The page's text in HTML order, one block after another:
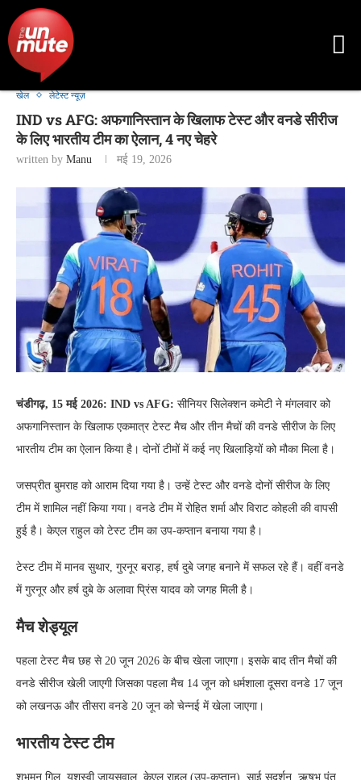
खेल लेटेस्ट न्यूज़
IND vs AFG: अफगानिस्तान के खिलाफ टेस्ट और वनडे सीरीज
के लिए भारतीय टीम का ऐलान, 4 नए चेहरे
written by Manu मई 19, 2026
चंडीगढ़, 15 मई 2026: IND vs AFG: सीनियर सिलेक्शन कमेटी ने मंगलवार को
अफगानिस्तान के खिलाफ एकमात्र टेस्ट मैच और तीन मैचों की वनडे सीरीज के लिए
भारतीय टीम का ऐलान किया है। दोनों टीमों में कई नए खिलाड़ियों को मौका मिला है।
जसप्रीत बुमराह को आराम दिया गया है। उन्हें टेस्ट और वनडे दोनों सीरीज के लिए
टीम में शामिल नहीं किया गया। वनडे टीम में रोहित शर्मा और विराट कोहली की वापसी
हुई है। केएल राहुल को टेस्ट टीम का उप-कप्तान बनाया गया है।
टेस्ट टीम में मानव सुथार, गुरनूर बराड़, हर्ष दुबे जगह बनाने में सफल रहे हैं। वहीं वनडे
में गुरनूर और हर्ष दुबे के अलावा प्रिंस यादव को जगह मिली है।
मैच शेड्यूल
पहला टेस्ट मैच छह से 20 जून 2026 के बीच खेला जाएगा। इसके बाद तीन मैचों की
वनडे सीरीज खेली जाएगी जिसका पहला मैच 14 जून को धर्मशाला दूसरा वनडे 17 जून
को लखनऊ और तीसरा वनडे 20 जून को चेन्नई में खेला जाएगा।
भारतीय टेस्ट टीम
शुभमन गिल, यशस्वी जायसवाल, केएल राहुल (उप-कप्तान), साई सुदर्शन, ऋषभ पंत,